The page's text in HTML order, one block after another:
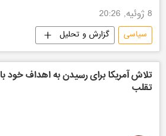
8 ژوئیه, 20:26
سیاسی گزارش و تحلیل
تلاش آمریکا برای رسیدن به اهداف خود با
تقلب